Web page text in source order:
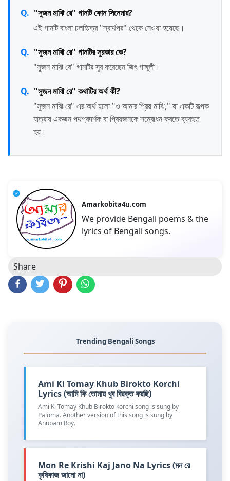
"সুজন মাঝি রে" গানটি কোন সিনেমার?
এই গানটি বাংলা চলচ্চিত্র "স্বার্থপর" থেকে নেওয়া হয়েছে।
"সুজন মাঝি রে" গানটির সুরকার কে?
"সুজন মাঝি রে" গানটির সুর করেছেন জিৎ গাঙ্গুলী।
"সুজন মাঝি রে" কথাটির অর্থ কী?
"সুজন মাঝি রে" এর অর্থ হলো "ও আমার প্রিয় মাঝি," যা একটি রূপক
যাত্রায় একজন পথপ্রদর্শক বা প্রিয়জনকে সম্বোধন করতে ব্যবহৃত
হয়।
Amarkobita4u.com
We provide Bengali poems & the
lyrics of Bengali songs.
Share
Trending Bengali Songs
Ami Ki Tomay Khub Birokto Korchi
Lyrics (আমি কি তোমায় খুব বিরক্ত করছি)
Ami Ki Tomay Khub Birokto korchi song is sung by
Paloma. Another version of this song is sung by
Anupam Roy.
Mon Re Krishi Kaj Jano Na Lyrics (মন রে
কৃষিকাজ জানো না)